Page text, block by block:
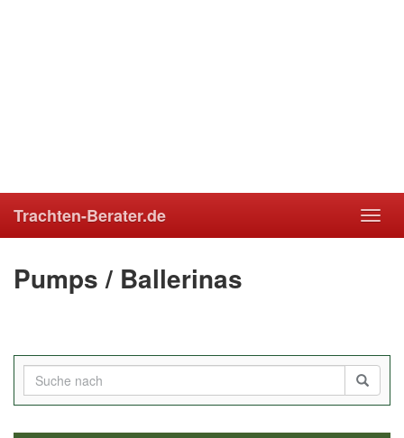
Trachten-Berater.de
Pumps / Ballerinas